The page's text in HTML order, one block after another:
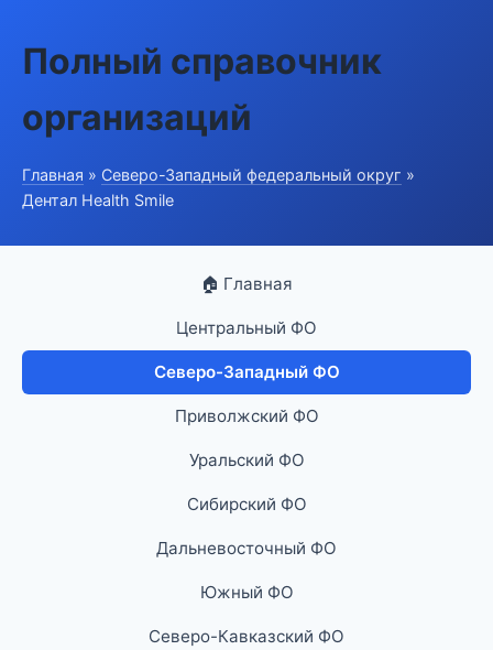
Полный справочник
организаций
Главная » Северо-Западный федеральный округ »
Дентал Health Smile
🏠 Главная
Центральный ФО
Северо-Западный ФО
Приволжский ФО
Уральский ФО
Сибирский ФО
Дальневосточный ФО
Южный ФО
Северо-Кавказский ФО